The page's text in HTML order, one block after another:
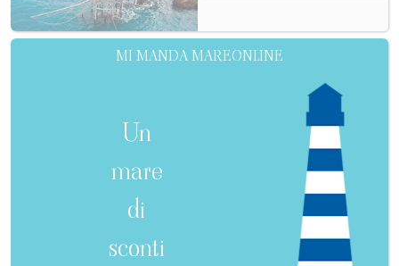
MI MANDA MAREONLINE
Un
mare
di
sconti